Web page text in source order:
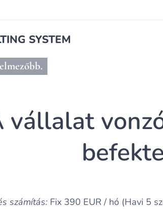
SYSTEM
vállalat
számítás:Fix 390 EUR / hó (Havi 5